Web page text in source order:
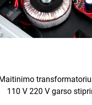
110 V 220 V garso